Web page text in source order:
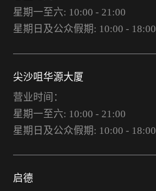
星期一至六: 10:00 - 21:00
星期日及公众假期: 10:00 - 18:00
尖沙咀华源大厦
营业时间：
星期一至六: 10:00 - 21:00
星期日及公众假期: 10:00 - 18:00
启德